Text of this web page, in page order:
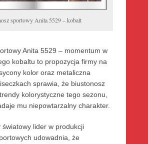
sportowy Anita 5529 – kobalt
Anita 5529 – momentum w
kobaltu to propozycja firmy na
kolor oraz metaliczna
sprawia, że biustonosz
kolorystyczne tego sezonu,
mu niepowtarzalny charakter.
światowy lider w produkcji
udowadnia, że